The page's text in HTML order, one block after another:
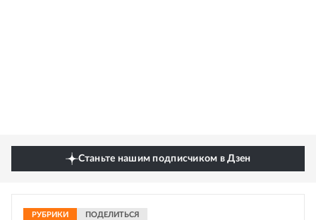
Станьте нашим подписчиком в Дзен
РУБРИКИ ПОДЕЛИТЬСЯ